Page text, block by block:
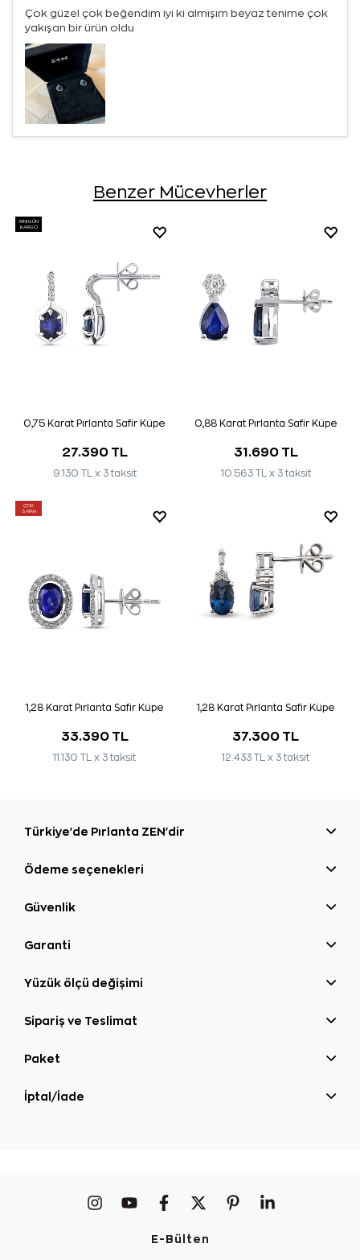
Çok güzel çok beğendim iyi ki almışım beyaz tenime çok
yakışan bir ürün oldu
Benzer Mücevherler
AYNI GÜN
KARGO
0,75 Karat Pırlanta Safir Küpe
27.390 TL
9.130 TL x 3 taksit
0,88 Karat Pırlanta Safir Küpe
31.690 TL
10.563 TL x 3 taksit
ÇOK
SATAN
1,28 Karat Pırlanta Safir Küpe
33.390 TL
11.130 TL x 3 taksit
1,28 Karat Pırlanta Safir Küpe
37.300 TL
12.433 TL x 3 taksit
Türkiye'de Pırlanta ZEN'dir
Ödeme seçenekleri
Güvenlik
Garanti
Yüzük ölçü değişimi
Sipariş ve Teslimat
Paket
İptal/İade
E-Bülten